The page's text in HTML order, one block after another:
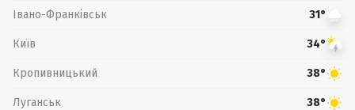
Івано-Франківськ 31°
Київ 34°
Кропивницький 38°
Луганськ 38°